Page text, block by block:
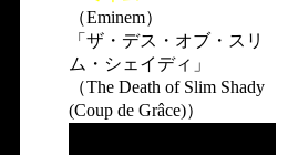
（Eminem）
「ザ・デス・オブ・スリ
ム・シェイディ」
（The Death of Slim Shady
(Coup de Grâce)）